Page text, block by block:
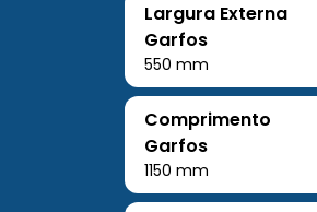
Largura Externa
Garfos
550 mm
Comprimento
Garfos
1150 mm